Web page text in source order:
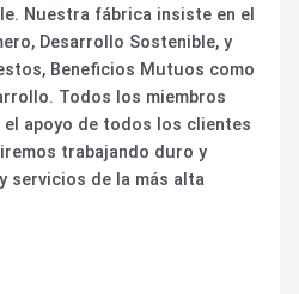
Nuestra fábrica insiste en el
Desarrollo Sostenible, y
Beneficios Mutuos como
Todos los miembros
apoyo de todos los clientes
trabajando duro y
servicios de la más alta